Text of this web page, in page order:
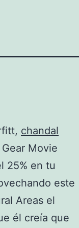
chandal
Movie
25% en tu
este
Areas el
él creía que